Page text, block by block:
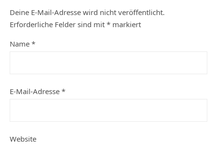
Deine E-Mail-Adresse wird nicht veröffentlicht.
Erforderliche Felder sind mit * markiert
Name *
E-Mail-Adresse *
Website